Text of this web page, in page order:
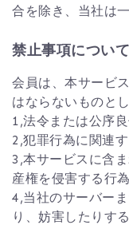
合を除き、当社は
禁止事項について
会員は、本サービ
はならないものとし
1,法令または公序
2,犯罪行為に関連
3,本サービスに含
産権を侵害する行為
4,当社のサーバー
り、妨害したりす